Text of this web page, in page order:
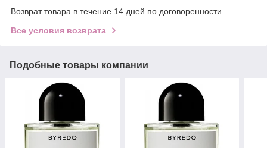
Возврат товара в течение 14 дней по договоренности
Все условия возврата
Подобные товары компании